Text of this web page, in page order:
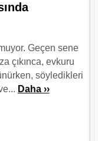
Geçen sene
çıkınca, evkuru
söyledikleri
Daha ››